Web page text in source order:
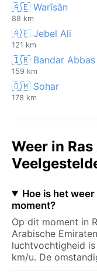
🇦🇪 Warīsān
88 km
🇦🇪 Jebel Ali
121 km
🇮🇷 Bandar Abbas
159 km
🇴🇲 Sohar
178 km
Weer in
Hoe is het
moment?
Op dit moment in
Arabische
luchtvochtigheid
km/u. De